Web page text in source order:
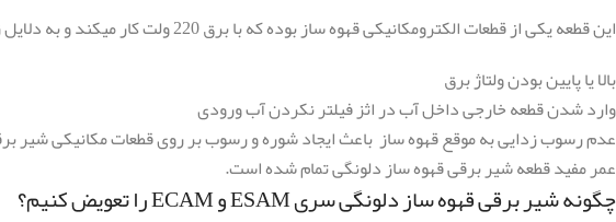
این قطعه یکی از قطعات الکترومکانیکی قهوه ساز بوده که با برق 220 ولت کار میکند و به دلایل زیر میتواند ایراد پیدا کند.
بالا یا پایین بودن ولتاژ برق
وارد شدن قطعه خارجی داخل آب در اثز فیلتر نکردن آب ورودی
عدم رسوب زدایی به موقع قهوه ساز باعث ایجاد شوره و رسوب بر روی قطعات مکانیکی شیر
عمر مفید قطعه شیر برقی قهوه ساز دلونگی تمام شده است.
چگونه شیر برقی قهوه ساز دلونگی سری ESAM و ECAM را تعویض کنیم؟